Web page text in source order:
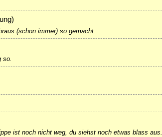
(schon immer) so gemacht.
so.
ist noch nicht weg, du siehst noch etwas blass aus.